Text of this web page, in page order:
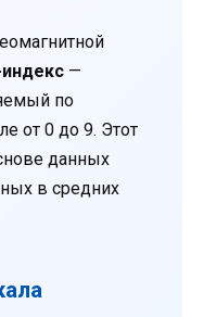
индекс —
по
от 0 до 9. Этот
данных
в средних